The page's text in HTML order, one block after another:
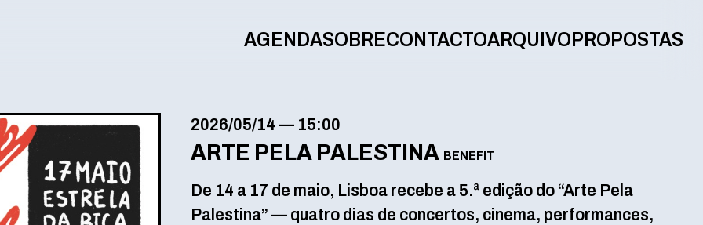
AGENDASOBRECONTACTOARQUIVO PROPOSTAS
2026/05/14 — 15:00
ARTE PELA PALESTINA BENEFIT
De 14 a 17 de maio, Lisboa recebe a 5.ª edição do “Arte Pela
Palestina” — quatro dias de concertos, cinema, performances,